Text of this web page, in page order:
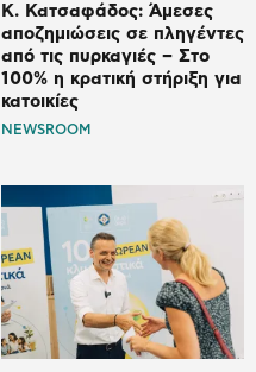
Κ. Κατσαφάδος: Άμεσες
αποζημιώσεις σε πληγέντες
από τις πυρκαγιές – Στο
100% η κρατική στήριξη για
κατοικίες
NEWSROOM